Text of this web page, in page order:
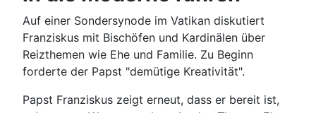
Auf einer Sondersynode im Vatikan diskutiert
Franziskus mit Bischöfen und Kardinälen über
Reizthemen wie Ehe und Familie. Zu Beginn
forderte der Papst "demütige Kreativität".
Papst Franziskus zeigt erneut, dass er bereit ist,